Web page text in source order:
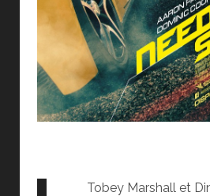
Tobey Marshall et